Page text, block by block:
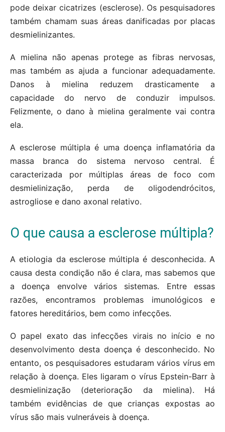
pode deixar cicatrizes (esclerose). Os pesquisadores
também chamam suas áreas danificadas por placas
desmielinizantes.
A mielina não apenas protege as fibras nervosas,
mas também as ajuda a funcionar adequadamente.
Danos à mielina reduzem drasticamente a
capacidade do nervo de conduzir impulsos.
Felizmente, o dano à mielina geralmente vai contra
ela.
A esclerose múltipla é uma doença inflamatória da
massa branca do sistema nervoso central. É
caracterizada por múltiplas áreas de foco com
desmielinização, perda de oligodendrócitos,
astrogliose e dano axonal relativo.
O que causa a esclerose múltipla?
A etiologia da esclerose múltipla é desconhecida. A
causa desta condição não é clara, mas sabemos que
a doença envolve vários sistemas. Entre essas
razões, encontramos problemas imunológicos e
fatores hereditários, bem como infecções.
O papel exato das infecções virais no início e no
desenvolvimento desta doença é desconhecido. No
entanto, os pesquisadores estudaram vários vírus em
relação à doença. Eles ligaram o vírus Epstein-Barr à
desmielinização (deterioração da mielina). Há
também evidências de que crianças expostas ao
vírus são mais vulneráveis à doença.